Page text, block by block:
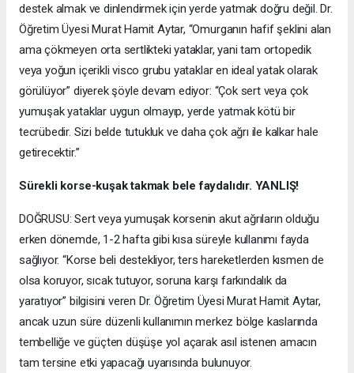
destek almak ve dinlendirmek için yerde yatmak doğru değil. Dr.
Öğretim Üyesi Murat Hamit Aytar, “Omurganın hafif şeklini alan
ama çökmeyen orta sertlikteki yataklar, yani tam ortopedik
veya yoğun içerikli visco grubu yataklar en ideal yatak olarak
görülüyor” diyerek şöyle devam ediyor: “Çok sert veya çok
yumuşak yataklar uygun olmayıp, yerde yatmak kötü bir
tecrübedir. Sizi belde tutukluk ve daha çok ağrı ile kalkar hale
getirecektir.”
Sürekli korse-kuşak takmak bele faydalıdır. YANLIŞ!
DOĞRUSU: Sert veya yumuşak korsenin akut ağrıların olduğu
erken dönemde, 1-2 hafta gibi kısa süreyle kullanımı fayda
sağlıyor. “Korse beli destekliyor, ters hareketlerden kısmen de
olsa koruyor, sıcak tutuyor, soruna karşı farkındalık da
yaratıyor” bilgisini veren Dr. Öğretim Üyesi Murat Hamit Aytar,
ancak uzun süre düzenli kullanımın merkez bölge kaslarında
tembelliğe ve güçten düşüşe yol açarak asıl istenen amacın
tam tersine etki yapacağı uyarısında bulunuyor.